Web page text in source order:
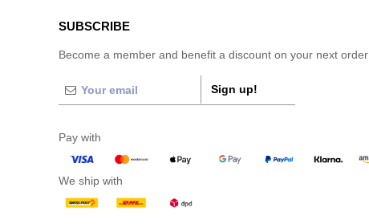
SUBSCRIBE
Become a member and benefit a discount on your next order
Sign up!
Pay with
We ship with